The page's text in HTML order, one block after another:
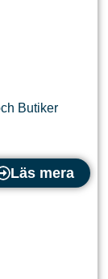
Butiker
Läs mera